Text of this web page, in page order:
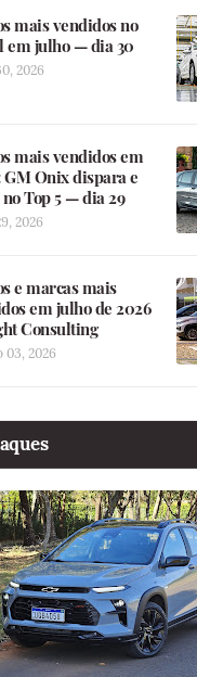
mais vendidos no
em julho — dia 30
2026
mais vendidos em
GM Onix dispara e
Top 5 — dia 29
2026
e marcas mais
em julho de 2026
Consulting
03, 2026